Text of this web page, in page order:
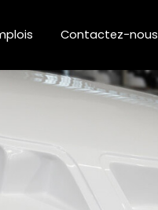
Contactez-nous